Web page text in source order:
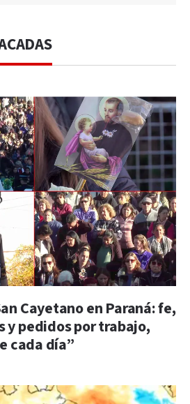
Cayetano en Paraná: fe,
y pedidos por trabajo,
cada día”